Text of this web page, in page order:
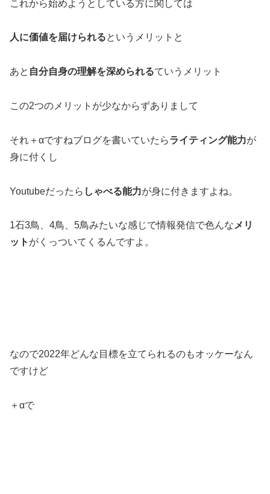
これから始めようとしている方に関しては
人に価値を届けられるというメリットと
あと 自分自身の理解を深められるていうメリット
この2つのメリットが少なからずありまして
それ＋αですねブログを書いていたらライティング能力が
身に付くし
Youtubeだったら しゃべる能力が身に付きますよね。
1石3鳥、4鳥、5鳥みたいな感じで情報発信で色んな メリ
ット がくっついてくるんですよ。
なので2022年どんな目標を立てられるのもオッケーなん
ですけど
＋αで